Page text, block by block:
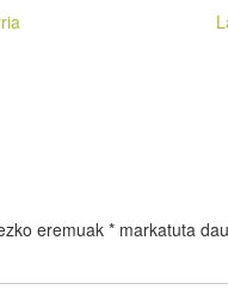
eremuak* markatuta